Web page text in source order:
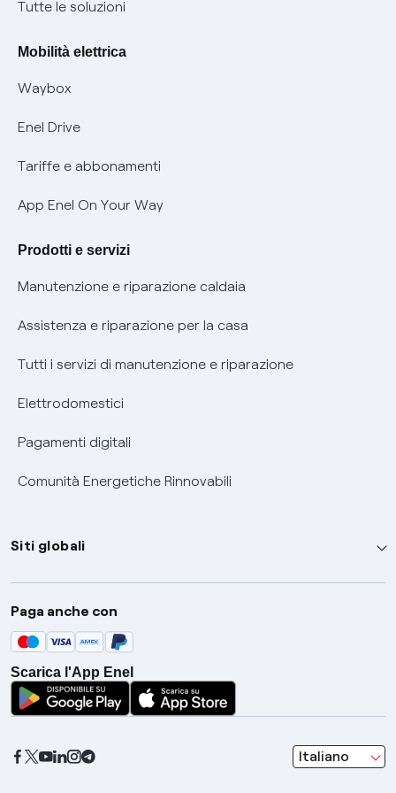
Informativa RAEE
Informativa Privacy AI
Nuove regole europee per la protezione dei dati
Offerte Placet non vulnerabili
Offerta Tutela Vulnerabilità Gas
Mobilità Elettrica
Phishing e truffe online
Verifica chi ti ha chiamato
Agevolazione utenti con disabilità per offerte Fibra
Informativa RAEE
Tutte le soluzioni
Mobilità elettrica
Waybox
Enel Drive
Tariffe e abbonamenti
App Enel On Your Way
Prodotti e servizi
Manutenzione e riparazione caldaia
Assistenza e riparazione per la casa
Tutti i servizi di manutenzione e riparazione
Elettrodomestici
Pagamenti digitali
Comunità Energetiche Rinnovabili
Siti globali
Enel Group
Enel Green Power
Global Trading
Global Procurement
Gridspertise
Paga anche con
Scarica l'App Enel
Italiano
seleziona una